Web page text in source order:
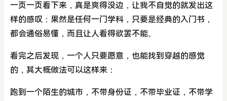
一页一页看下来，真是爽得没边，让我不自觉的就发出这
样的感叹：果然是任何一门学科，只要是经典的入门书，
都会通俗易懂，而且让人看得欲罢不能。
看完之后发现，一个人只要愿意，也能找到穿越的感觉
的，其大概做法可以这样来：
跑到一个陌生的城市，不带身份证，不带毕业证，不带学